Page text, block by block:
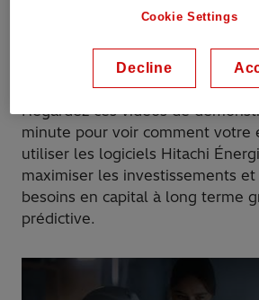
Jetez un coup
démonstrations de
Regardez ces vidéos de
minute pour voir comment votre
utiliser les logiciels Hitachi
maximiser les investissements
besoins en capital à long terme
prédictive.
Cookie Settings
Decline